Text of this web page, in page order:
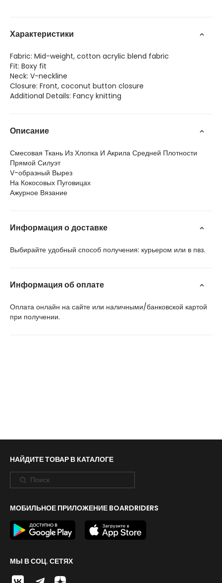
Характеристики
Fabric: Mid-weight, cotton acrylic blend fabric
Fit: Boxy fit
Neck: V-neckline
Closure: Front, coconut button closure
Additional Details: Fancy knitting
Описание
Смесовая Ткань Из Хлопка И Акрила Средней Плотности
Прямой Силуэт
V-образный Вырез
На Кокосовых Пуговицах
Ажурное Вязание
Информация о доставке
Выбирайте удобный способ получения: курьером или в пвз.
Информация об оплате
Оплата онлайн на сайте или наличными/банковской картой
при получении.
НАЙДИТЕ ТОВАР В КАТАЛОГЕ
МОБИЛЬНОЕ ПРИЛОЖЕНИЕ BOARDRIDERS
МЫ В СОЦ. СЕТЯХ